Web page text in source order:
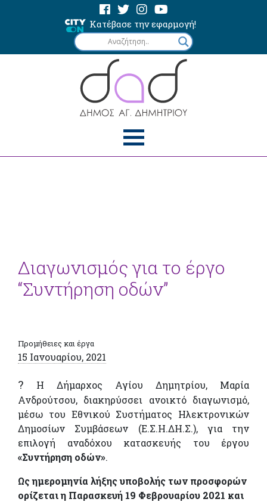
Κατέβασε την εφαρμογή!
Διαγωνισμός για το έργο
“Συντήρηση οδών”
Προμήθειες και έργα
15 Ιανουαρίου, 2021
?
Η Δήμαρχος Αγίου Δημητρίου, Μαρία
Ανδρούτσου, διακηρύσσει ανοικτό διαγωνισμό,
μέσω του Εθνικού Συστήματος Ηλεκτρονικών
Δημοσίων Συμβάσεων (Ε.Σ.Η.ΔΗ.Σ.), για την
επιλογή αναδόχου κατασκευής του έργου
«Συντήρηση οδών».
Ως ημερομηνία λήξης υποβολής των προσφορών
ορίζεται η Παρασκευή 19 Φεβρουαρίου 2021 και